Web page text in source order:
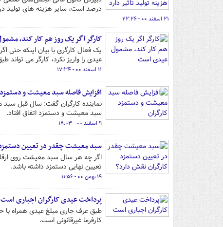
درصد است، سایر هزینه های تولید
۲۱ اسفند ۰۰ - ۲۲:۲۶
کارگر اگر یک روز هم کار کند،
یک فعال کارگری با بیان اینکه حتی
عیدی را واریز نکرد، کارگر می تواند
۱۱ اسفند ۰۰ - ۱۷:۳۴
افزایش فاصله سبد معیشت و
سبد معیشت و دستمزد اتفاق افتاد.
۹ اسفند ۰۰ - ۱۸:۰۳
سبد معیشت چقدر در تعیین
اگر چه هر سال سبد معیشت روی
تعیین نهایی دستمزد داشته باشد.
۱۹ بهمن ۰۰ - ۱۱:۵۶
پرداخت عیدی کارگران اجباری است
طبق عرف جاری مبلغ عیدی همراه با
کارفرما غیرقانونی است.